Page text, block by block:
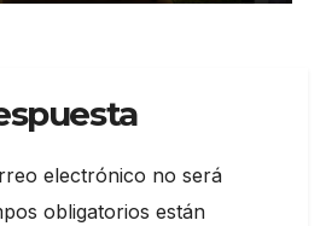
electrónico no será
obligatorios están